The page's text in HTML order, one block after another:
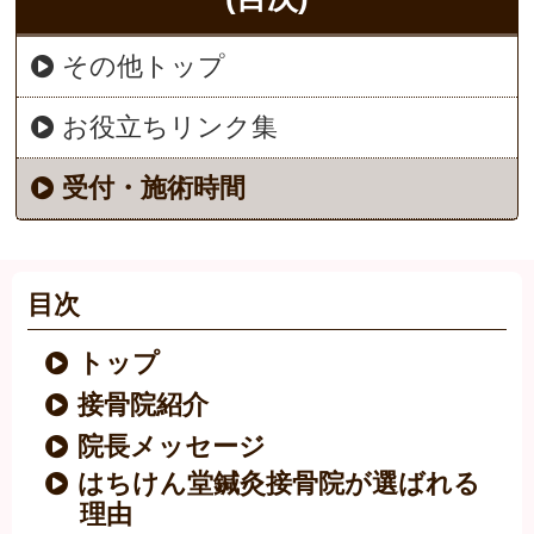
その他トップ
お役立ちリンク集
受付・施術時間
目次
トップ
接骨院紹介
院長メッセージ
はちけん堂鍼灸接骨院が選ばれる
理由